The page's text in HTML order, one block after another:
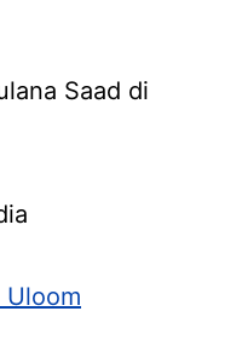
Saad di
Uloom